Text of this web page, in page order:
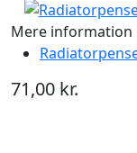
Mere information
71,00 kr.